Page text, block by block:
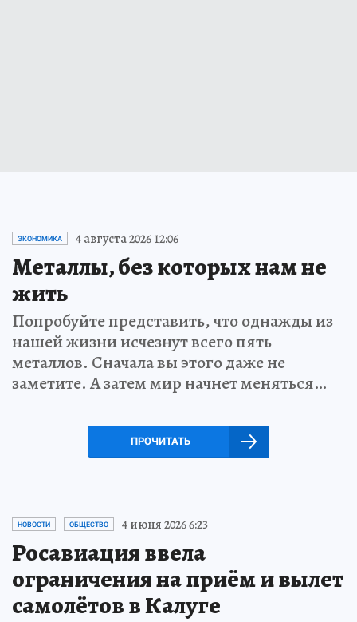
ЭКОНОМИКА 4 августа 2026 12:06
Металлы, без которых нам не
жить
Попробуйте представить, что однажды из
нашей жизни исчезнут всего пять
металлов. Сначала вы этого даже не
заметите. А затем мир начнет меняться…
ПРОЧИТАТЬ
НОВОСТИ ОБЩЕСТВО 4 июня 2026 6:23
Росавиация ввела
ограничения на приём и вылет
самолётов в Калуге